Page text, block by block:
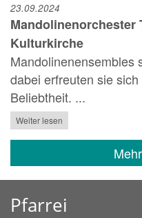
23.09.2024
Mandolinenorchester
Kulturkirche
Mandolinenensembles
dabei erfreuten sie
Beliebtheit. ...
Weiter lesen
Pfarrei